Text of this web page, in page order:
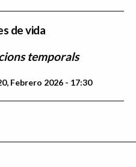
de vida
temporals
Febrero 2026 - 17:30